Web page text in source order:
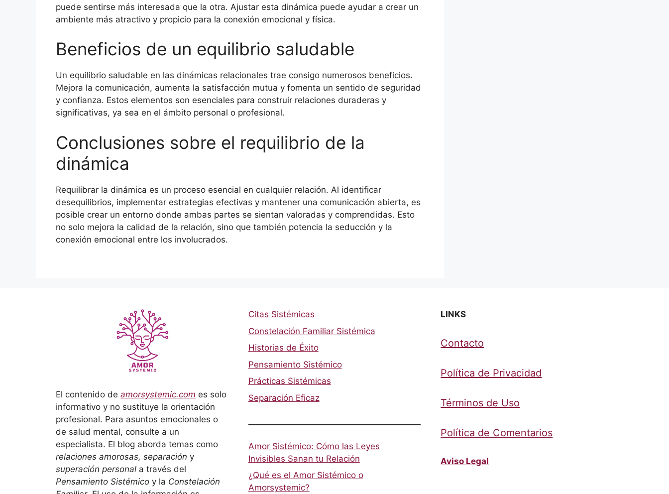
puede sentirse más interesada que la otra. Ajustar esta dinámica puede ayudar a crear un
ambiente más atractivo y propicio para la conexión emocional y física.
Beneficios de un equilibrio saludable
Un equilibrio saludable en las dinámicas relacionales trae consigo numerosos beneficios.
Mejora la comunicación, aumenta la satisfacción mutua y fomenta un sentido de seguridad
y confianza. Estos elementos son esenciales para construir relaciones duraderas y
significativas, ya sea en el ámbito personal o profesional.
Conclusiones sobre el requilibrio de la
dinámica
Requilibrar la dinámica es un proceso esencial en cualquier relación. Al identificar
desequilibrios, implementar estrategias efectivas y mantener una comunicación abierta, es
posible crear un entorno donde ambas partes se sientan valoradas y comprendidas. Esto
no solo mejora la calidad de la relación, sino que también potencia la seducción y la
conexión emocional entre los involucrados.
El contenido de amorsystemic.com es solo
informativo y no sustituye la orientación
profesional. Para asuntos emocionales o
de salud mental, consulte a un
especialista. El blog aborda temas como
relaciones amorosas, separación y
superación personal a través del
Pensamiento Sistémico y la Constelación
Citas Sistémicas
Constelación Familiar Sistémica
Historias de Éxito
Pensamiento Sistémico
Prácticas Sistémicas
Separación Eficaz
Amor Sistémico: Cómo las Leyes
Invisibles Sanan tu Relación
¿Qué es el Amor Sistémico o
Amorsystemic?
LINKS
Contacto
Política de Privacidad
Términos de Uso
Política de Comentarios
Aviso Legal